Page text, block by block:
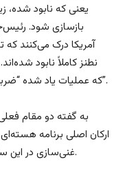
یعنی که نابود
بازسازی شود.
آمریکا درک می‌کنند
نطنز کاملاً نابود
که عملیات یاد شده “ضربه‌ای اساسی به توان هسته‌ای ایران وارد کرد”.
به گفته دو مقام
ارکان اصلی برنامه
غنی‌سازی در این سایت را تا حدود دو سال عقب انداخته است.